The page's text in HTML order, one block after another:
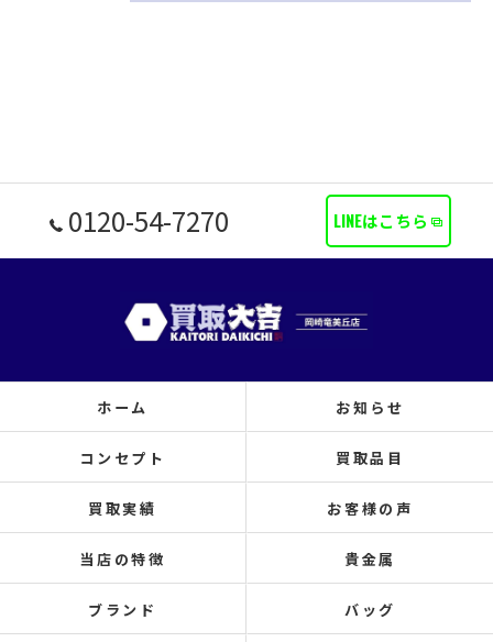
0120-54-7270 LINEはこちら
ホーム お知らせ
コンセプト 買取品目
買取実績 お客様の声
当店の特徴 貴金属
ブランド バッグ